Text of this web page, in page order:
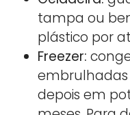
tampa ou
plástico por
Freezer:
depois em